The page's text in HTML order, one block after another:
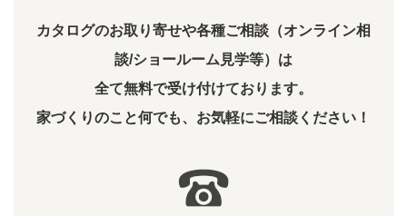
カタログのお取り寄せや各種ご相談（オンライン相
談/ショールーム見学等）は
全て無料で受け付けております。
家づくりのこと何でも、お気軽にご相談ください！